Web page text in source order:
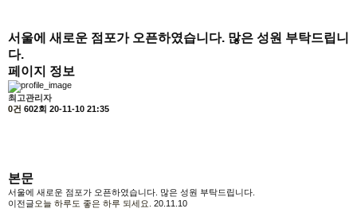
서울에 새로운 점포가 오픈하였습니다. 많은 성원 부탁드립니
다.
페이지 정보
최고관리자
0건 602회 20-11-10 21:35
본문
서울에 새로운 점포가 오픈하였습니다. 많은 성원 부탁드립니다.
이전글오늘 하루도 좋은 하루 되세요. 20.11.10